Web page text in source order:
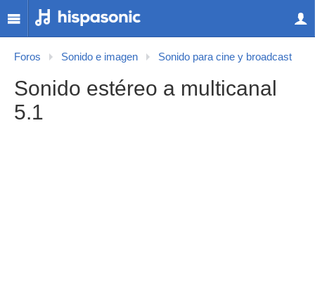
Foros Sonido e imagen Sonido para cine y broadcast
Sonido estéreo a multicanal
5.1